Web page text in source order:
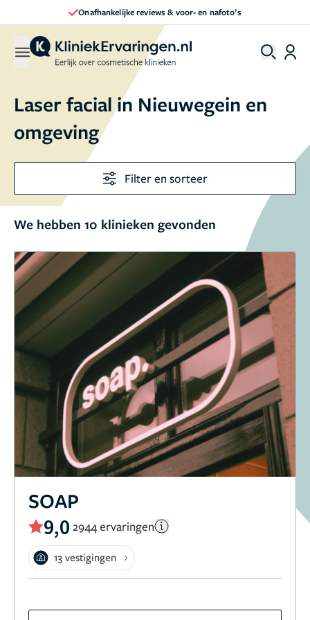
Onafhankelijke reviews & voor- en nafoto’s
Laser facial in Nieuwegein en
omgeving
Filter en sorteer
We hebben 10 klinieken gevonden
SOAP
9,0 2944 ervaringen
13 vestigingen